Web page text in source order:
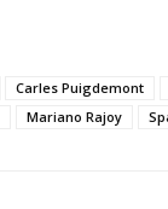
Carles Puigdemont
Mariano Rajoy